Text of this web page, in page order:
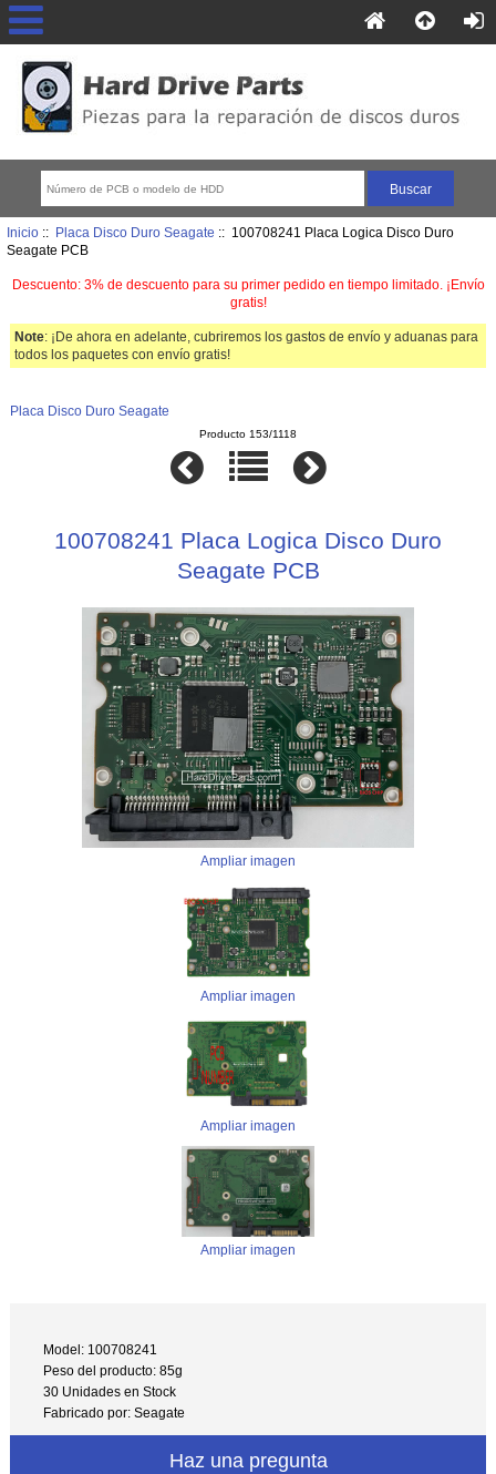
Inicio:: Placa Disco Duro Seagate :: 100708241 Placa Logica Disco Duro
Seagate PCB
Descuento: 3% de descuento para su primer pedido en tiempo limitado. ¡Envío
gratis!
Note: ¡De ahora en adelante, cubriremos los gastos de envío y aduanas para
todos los paquetes con envío gratis!
Placa Disco Duro Seagate
Producto 153/1118
100708241 Placa Logica Disco Duro
Seagate PCB
Ampliar imagen
Ampliar imagen
Ampliar imagen
Ampliar imagen
Model: 100708241
Peso del producto: 85g
30 Unidades en Stock
Fabricado por: Seagate
Haz una pregunta